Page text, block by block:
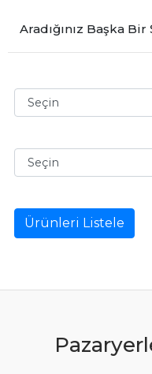
Aradığınız Başka Bir
Ürünleri Listele